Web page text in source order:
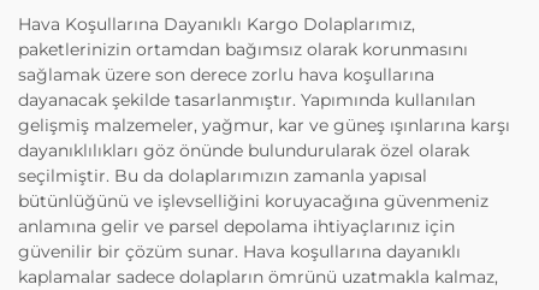
Hava Koşullarına Dayanıklı Kargo Dolaplarımız,
paketlerinizin ortamdan bağımsız olarak korunmasını
sağlamak üzere son derece zorlu hava koşullarına
dayanacak şekilde tasarlanmıştır. Yapımında kullanılan
gelişmiş malzemeler, yağmur, kar ve güneş ışınlarına karşı
dayanıklılıkları göz önünde bulundurularak özel olarak
seçilmiştir. Bu da dolaplarımızın zamanla yapısal
bütünlüğünü ve işlevselliğini koruyacağına güvenmeniz
anlamına gelir ve parsel depolama ihtiyaçlarınız için
güvenilir bir çözüm sunar. Hava koşullarına dayanıklı
kaplamalar sadece dolapların ömrünü uzatmakla kalmaz,